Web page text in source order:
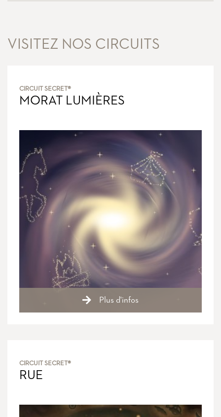
VISITEZ NOS CIRCUITS
CIRCUIT SECRET®
MORAT LUMIÈRES
Plus d'infos
CIRCUIT SECRET®
RUE